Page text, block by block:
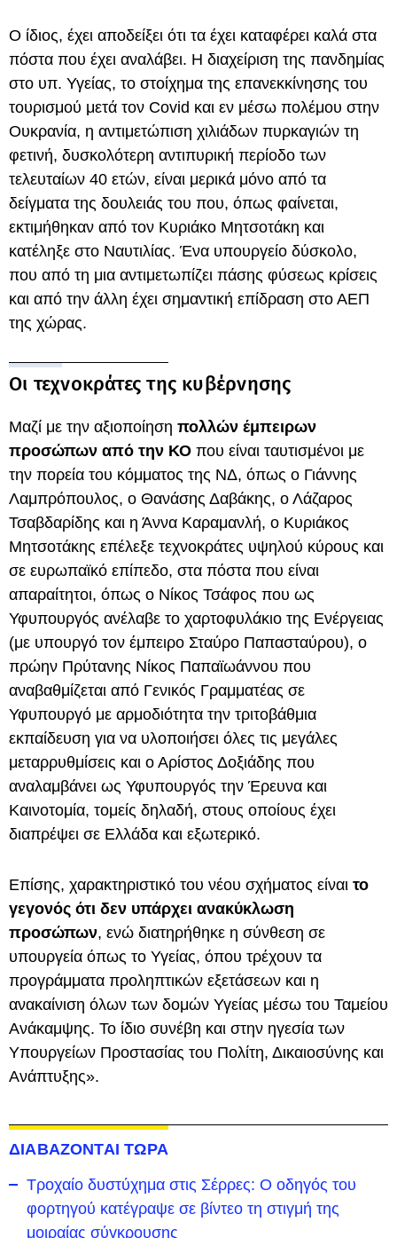
Ο ίδιος, έχει αποδείξει ότι τα έχει καταφέρει καλά στα
πόστα που έχει αναλάβει. Η διαχείριση της πανδημίας
στο υπ. Υγείας, το στοίχημα της επανεκκίνησης του
τουρισμού μετά τον Covid και εν μέσω πολέμου στην
Ουκρανία, η αντιμετώπιση χιλιάδων πυρκαγιών τη
φετινή, δυσκολότερη αντιπυρική περίοδο των
τελευταίων 40 ετών, είναι μερικά μόνο από τα
δείγματα της δουλειάς του που, όπως φαίνεται,
εκτιμήθηκαν από τον Κυριάκο Μητσοτάκη και
κατέληξε στο Ναυτιλίας. Ένα υπουργείο δύσκολο,
που από τη μια αντιμετωπίζει πάσης φύσεως κρίσεις
και από την άλλη έχει σημαντική επίδραση στο ΑΕΠ
της χώρας.
Οι τεχνοκράτες της κυβέρνησης
Μαζί με την αξιοποίηση πολλών έμπειρων
προσώπων από την ΚΟ που είναι ταυτισμένοι με
την πορεία του κόμματος της ΝΔ, όπως ο Γιάννης
Λαμπρόπουλος, ο Θανάσης Δαβάκης, ο Λάζαρος
Τσαβδαρίδης και η Άννα Καραμανλή, ο Κυριάκος
Μητσοτάκης επέλεξε τεχνοκράτες υψηλού κύρους και
σε ευρωπαϊκό επίπεδο, στα πόστα που είναι
απαραίτητοι, όπως ο Νίκος Τσάφος που ως
Υφυπουργός ανέλαβε το χαρτοφυλάκιο της Ενέργειας
(με υπουργό τον έμπειρο Σταύρο Παπασταύρου), ο
πρώην Πρύτανης Νίκος Παπαϊωάννου που
αναβαθμίζεται από Γενικός Γραμματέας σε
Υφυπουργό με αρμοδιότητα την τριτοβάθμια
εκπαίδευση για να υλοποιήσει όλες τις μεγάλες
μεταρρυθμίσεις και ο Αρίστος Δοξιάδης που
αναλαμβάνει ως Υφυπουργός την Έρευνα και
Καινοτομία, τομείς δηλαδή, στους οποίους έχει
διαπρέψει σε Ελλάδα και εξωτερικό.
Επίσης, χαρακτηριστικό του νέου σχήματος είναι το
γεγονός ότι δεν υπάρχει ανακύκλωση
προσώπων, ενώ διατηρήθηκε η σύνθεση σε
υπουργεία όπως το Υγείας, όπου τρέχουν τα
προγράμματα προληπτικών εξετάσεων και η
ανακαίνιση όλων των δομών Υγείας μέσω του Ταμείου
Ανάκαμψης. Το ίδιο συνέβη και στην ηγεσία των
Υπουργείων Προστασίας του Πολίτη, Δικαιοσύνης και
Ανάπτυξης».
ΔΙΑΒΑΖΟΝΤΑΙ ΤΩΡΑ
Τροχαίο δυστύχημα στις Σέρρες: Ο οδηγός του
φορτηγού κατέγραψε σε βίντεο τη στιγμή της
μοιραίας σύγκρουσης